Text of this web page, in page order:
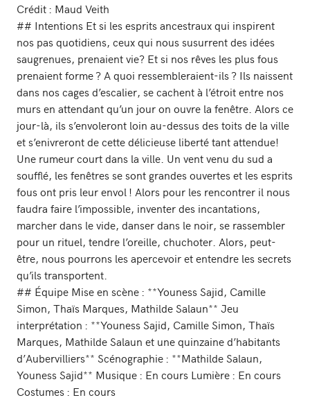
Crédit : Maud Veith
## Intentions Et si les esprits ancestraux qui inspirent
nos pas quotidiens, ceux qui nous susurrent des idées
saugrenues, prenaient vie? Et si nos rêves les plus fous
prenaient forme ? A quoi ressembleraient-ils ? Ils naissent
dans nos cages d’escalier, se cachent à l’étroit entre nos
murs en attendant qu’un jour on ouvre la fenêtre. Alors ce
jour-là, ils s’envoleront loin au-dessus des toits de la ville
et s’enivreront de cette délicieuse liberté tant attendue!
Une rumeur court dans la ville. Un vent venu du sud a
soufflé, les fenêtres se sont grandes ouvertes et les esprits
fous ont pris leur envol ! Alors pour les rencontrer il nous
faudra faire l’impossible, inventer des incantations,
marcher dans le vide, danser dans le noir, se rassembler
pour un rituel, tendre l’oreille, chuchoter. Alors, peut-
être, nous pourrons les apercevoir et entendre les secrets
qu’ils transportent.
## Équipe Mise en scène : **Youness Sajid, Camille
Simon, Thaïs Marques, Mathilde Salaun** Jeu
interprétation : **Youness Sajid, Camille Simon, Thaïs
Marques, Mathilde Salaun et une quinzaine d’habitants
d’Aubervilliers** Scénographie : **Mathilde Salaun,
Youness Sajid** Musique : En cours Lumière : En cours
Costumes : En cours